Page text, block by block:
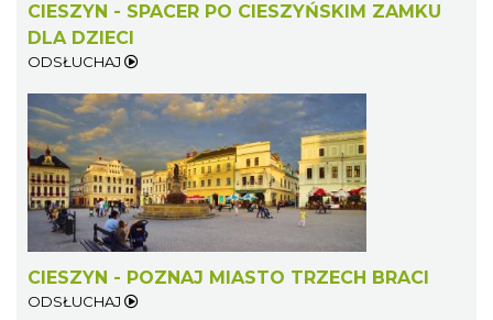
LOVE SONGS-historie miłosne zapisane w
muzyce
Cieszyn
0.24 km
CIESZYN - SPACER PO CIESZYŃSKIM ZAMKU
DLA DZIECI
ODSŁUCHAJ
CIESZYN - POZNAJ MIASTO TRZECH BRACI
ODSŁUCHAJ